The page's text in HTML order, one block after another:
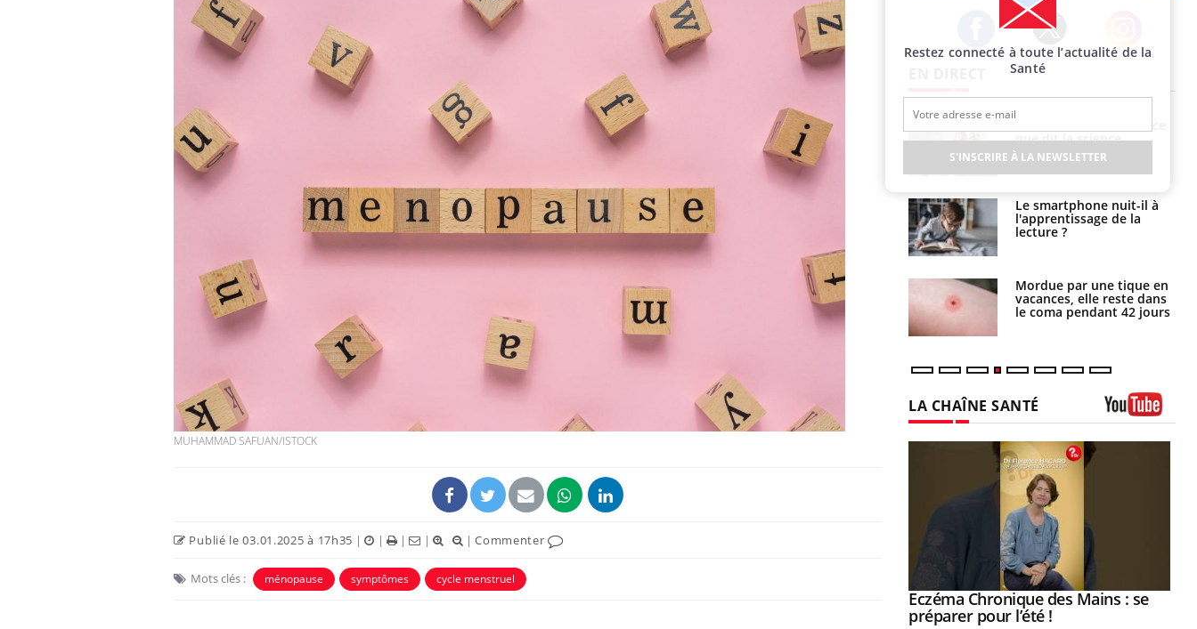
MUHAMMAD SAFUAN/ISTOCK
Publié le 03.01.2025 à 17h35 | | | | |Commenter
Mots clés : ménopause symptômes cycle menstruel
Facebook Twitter Instagram
Chikungunya, dengue,
West Nile : que se passe-
t-il dans le sud de la
France ?
Les médicaments GLP-1
protègent-ils aussi les os
Cytomégalovirus : ce qui
change dans la prise en
charge des femmes
enceintes
La sieste empêche-t-elle
de dormir la nuit ?
VIH : la fin du comprimé
tous les jours se profile-t-
elle enfin ?
Fortes chaleurs :
pourquoi le risque de
noyade grimpe-t-il ?
Pourquoi manger moins
de protéines pourrait
finalement être bénéfique
que dit la science
Le smartphone nuit-il à
l'apprentissage de la
lecture ?
Mordue par une tique en
vacances, elle reste dans
le coma pendant 42 jours
LA CHAÎNE SANTÉ
Youtube
Eczéma Chronique des Mains : se
préparer pour l’été !Youtube
Restez connecté à toute l’actualité de la
Santé
S'INSCRIRE À LA NEWSLETTER